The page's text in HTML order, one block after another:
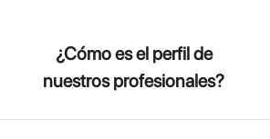
¿Cómo es el perfil de
nuestros profesionales?